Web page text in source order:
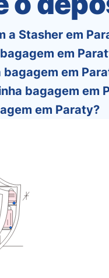
a Stasher em
em
em
bagagem em
em Paraty?